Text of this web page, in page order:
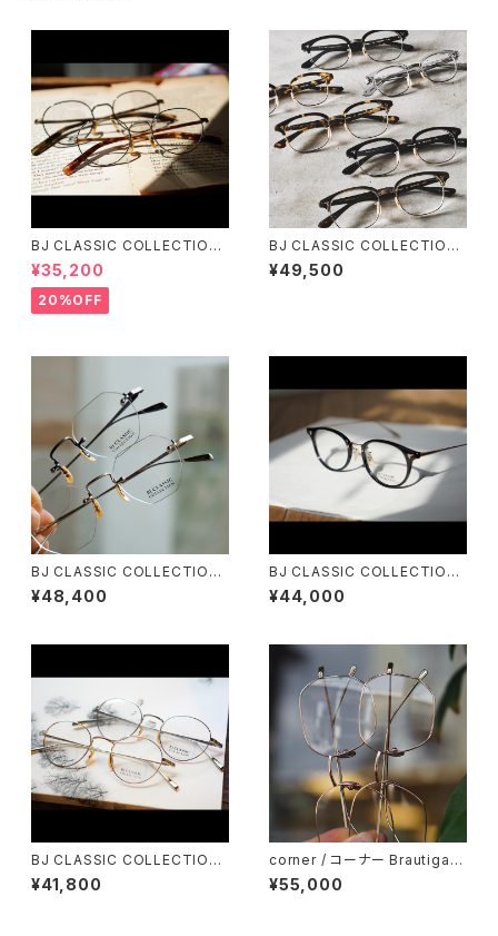
BJ CLASSIC COLLECTION
¥35,200
20%OFF
BJ CLASSIC COLLECTION
S-702 ブロー サーモント BJク
ラシック 3サイズ展開 45 48 5
¥49,500
BJ CLASSIC COLLECTION
PREM-206NT リムレス ツー
ポイント 縁無し BJクラシック
¥48,400
BJ CLASSIC COLLECTION
COM-510NNT BJクラシック
48
¥44,000
BJ CLASSIC COLLECTION
PREM-114NT ボストン BJクラ
シック
¥41,800
corner / コーナー Brautigan
ブローティガン <orner メタル
¥55,000